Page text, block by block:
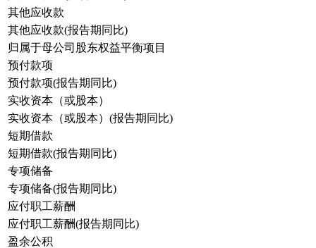
其他应收款
其他应收款(报告期同比)
归属于母公司股东权益平衡项目
预付款项
预付款项(报告期同比)
实收资本（或股本）
实收资本（或股本）(报告期同比)
短期借款
短期借款(报告期同比)
专项储备
专项储备(报告期同比)
应付职工薪酬
应付职工薪酬(报告期同比)
盈余公积